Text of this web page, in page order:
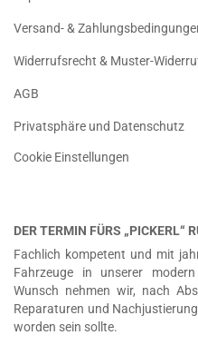
Versand- &
Widerrufsrecht & Muster-
AGB
Privatsphäre und Datenschutz
Cookie Einstellungen
DER TERMIN FÜRS „PICKERL“
Fachlich kompetent und mit
Fahrzeuge in unserer
Wunsch nehmen wir, nach
Reparaturen und
worden sein sollte.